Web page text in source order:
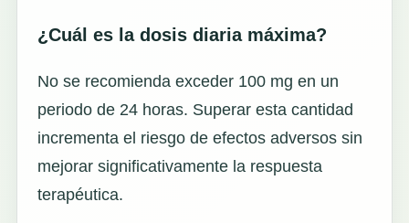
¿Cuál es la dosis diaria máxima?
No se recomienda exceder 100 mg en un
periodo de 24 horas. Superar esta cantidad
incrementa el riesgo de efectos adversos sin
mejorar significativamente la respuesta
terapéutica.